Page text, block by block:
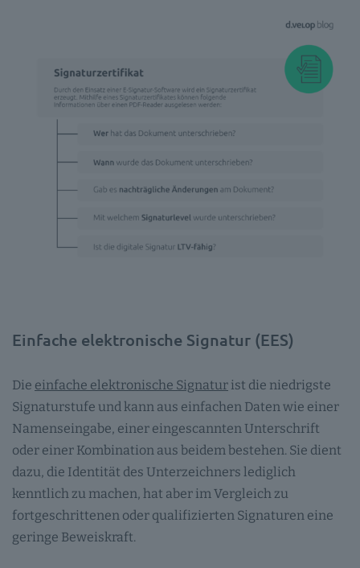
Einfache elektronische Signatur (EES)
Die einfache elektronische Signatur ist die niedrigste
Signaturstufe und kann aus einfachen Daten wie einer
Namenseingabe, einer eingescannten Unterschrift
oder einer Kombination aus beidem bestehen. Sie dient
dazu, die Identität des Unterzeichners lediglich
kenntlich zu machen, hat aber im Vergleich zu
fortgeschrittenen oder qualifizierten Signaturen eine
geringe Beweiskraft.